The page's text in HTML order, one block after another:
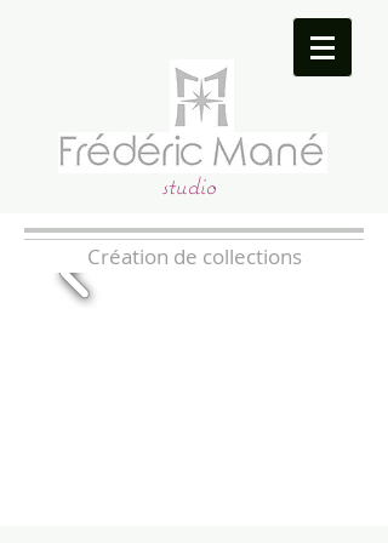
studio
Création de collections